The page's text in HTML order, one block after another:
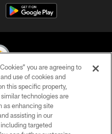
All Rights Reserved
USE
you are agreeing to
use of cookies and
this specific property,
technologies are
as enhancing site
assisting in our
targeted